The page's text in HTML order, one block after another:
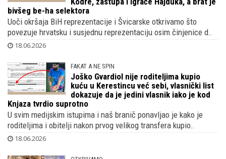
VEZE VATRENIH I ZMAJEVA: Transfer
Vatrenog Luke Sučića odradio je stric
bivšeg BiH reprezentativca Kenana
Kodre, zastupa i igrače Hajduka, a brat je
bivšeg be-ha selektora
Uoči okršaja BiH reprezentacije i Švicarske otkrivamo što
povezuje hrvatsku i susjednu reprezentaciju osim činjenice d..
18.06.2026
FAKAT A NE SPIN
Joško Gvardiol nije roditeljima kupio
kuću u Kerestincu već sebi, vlasnički list
dokazuje da je jedini vlasnik iako je kod
Knjaza tvrdio suprotno
U svim medijskim istupima i naš branič ponavljao je kako je
roditeljima i obitelji nakon prvog velikog transfera kupio..